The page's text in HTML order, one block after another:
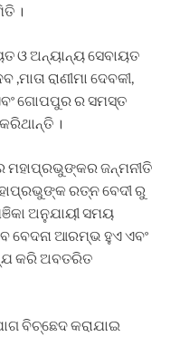
।
ଓ ଅନ୍ୟାନ୍ୟ ସେବାୟତ
ରାଣୀମା ଦେବକୀ,
ଗୋପପୁର ର ସମସ୍ତ
।
ମହାପ୍ରଭୁଙ୍କର ଜନ୍ମନୀତି
ରତ୍ନ ବେଦୀ ରୁ
ଅନୁଯାୟୀ ସମୟ
ବେଦନା ଆରମ୍ଭ ହୁଏ ଏବଂ
କରି ଅବତରିତ
ବିଚ୍ଛେଦ କରାଯାଇ